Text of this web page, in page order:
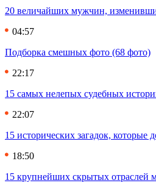
20 величайших мужчин,
04:57
Подборка смешных фото (68 фото)
22:17
15 самых нелепых судебных
22:07
15 исторических загадок, которые
18:50
15 крупнейших скрытых отраслей